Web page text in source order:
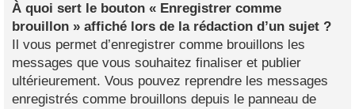
À quoi sert le bouton « Enregistrer comme
brouillon » affiché lors de la rédaction d’un sujet ?
Il vous permet d’enregistrer comme brouillons les
messages que vous souhaitez finaliser et publier
ultérieurement. Vous pouvez reprendre les messages
enregistrés comme brouillons depuis le panneau de